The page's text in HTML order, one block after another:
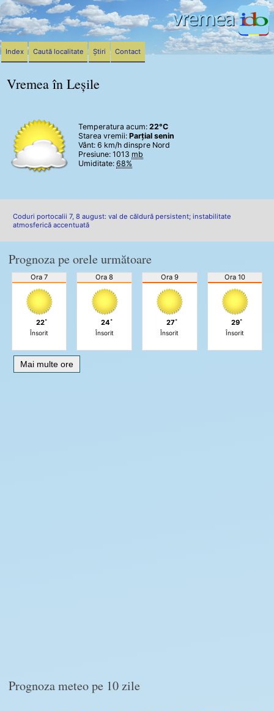
Vremea în Leșile
Temperatura acum: 22°C
Starea vremii: Parțial senin
Vânt: 6 km/h dinspre Nord
Presiune: 1013 mb
Umiditate: 68%
Coduri portocalii 7, 8 august: val de căldură persistent; instabilitate
atmosferică accentuată
Prognoza pe orele următoare
Ora 7
22˚
Însorit
Ora 8
24˚
Însorit
Ora 9
27˚
Însorit
Ora 10
29˚
Însorit
Mai multe ore
Prognoza meteo pe 10 zile
Index Caută localitate Știri Contact